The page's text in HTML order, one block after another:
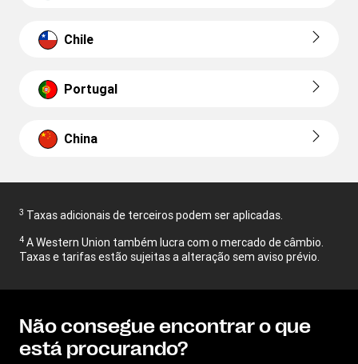
Chile
Portugal
China
3 Taxas adicionais de terceiros podem ser aplicadas.
4 A Western Union também lucra com o mercado de câmbio.
Taxas e tarifas estão sujeitas a alteração sem aviso prévio.
Não consegue encontrar o que
está procurando?